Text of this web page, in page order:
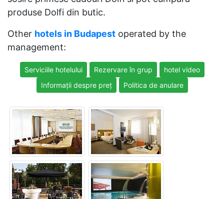
produse Dolfi din butic.
Other hotels in Budapest operated by the
management:
Serviciile hotelului Rezervare în grup
hotel video
Informații despre preț
Politica de anulare